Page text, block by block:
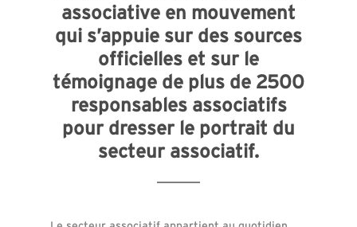
associative en mouvement
qui s’appuie sur des sources
officielles et sur le
témoignage de plus de 2500
responsables associatifs
pour dresser le portrait du
secteur associatif.